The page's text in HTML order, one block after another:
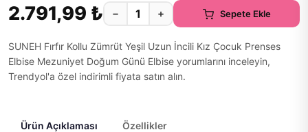
2.791,99 ₺ − + Sepete Ekle
SUNEH Fırfır Kollu Zümrüt Yeşil Uzun İncili Kız Çocuk Prenses
Elbise Mezuniyet Doğum Günü Elbise yorumlarını inceleyin,
Trendyol'a özel indirimli fiyata satın alın.
Ürün Açıklaması Özellikler